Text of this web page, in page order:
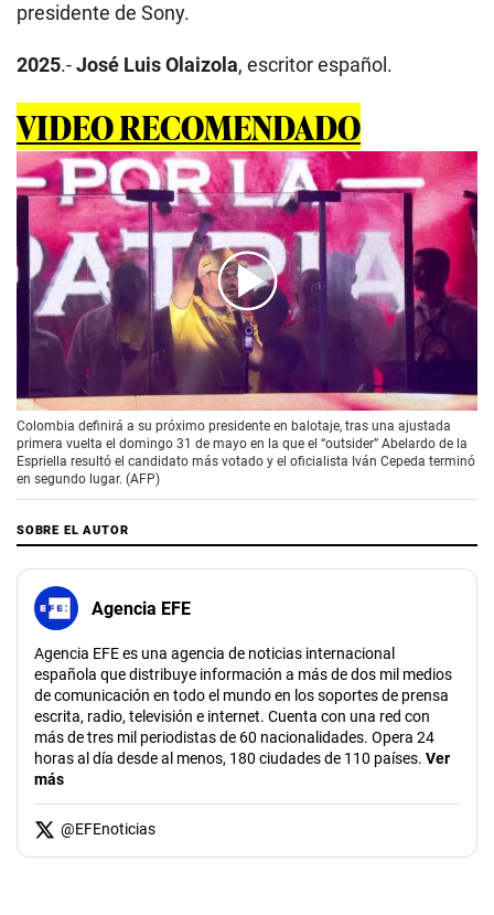
presidente de Sony.
2025.-José Luis Olaizola, escritor español.
VIDEO RECOMENDADO
00:00/01:57
Colombia definirá a su próximo presidente en balotaje, tras una ajustada
primera vuelta el domingo 31 de mayo en la que el “outsider” Abelardo de la
Espriella resultó el candidato más votado y el oficialista Iván Cepeda terminó
en segundo lugar. (AFP)
SOBRE EL AUTOR
Agencia EFE
Agencia EFE es una agencia de noticias internacional
española que distribuye información a más de dos mil medios
de comunicación en todo el mundo en los soportes de prensa
escrita, radio, televisión e internet. Cuenta con una red con
más de tres mil periodistas de 60 nacionalidades. Opera 24
horas al día desde al menos, 180 ciudades de 110 países. Ver
más
@EFEnoticias